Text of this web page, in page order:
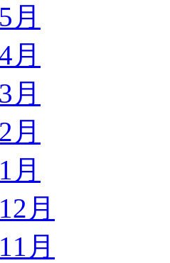
月
月
月
月
月
月
月